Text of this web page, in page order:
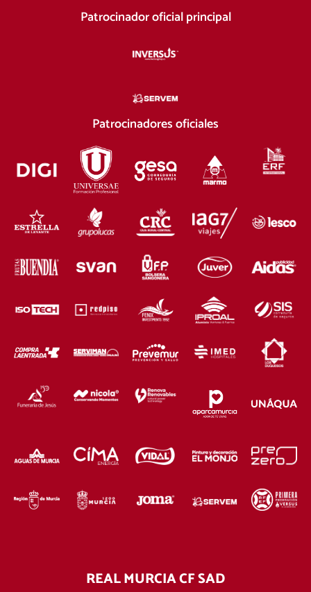
Patrocinador oficial principal
Patrocinadores oficiales
REAL MURCIA CF SAD